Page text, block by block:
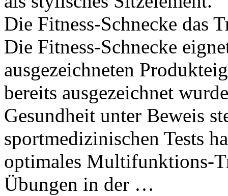
Die Fitness-Schnecke das
Die Fitness-Schnecke
ausgezeichneten
bereits ausgezeichnet
Gesundheit unter Beweis
sportmedizinischen Tests
optimales Multifunktions-
Übungen in der …